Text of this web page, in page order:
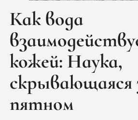
Как вода
кожей: Наука,
скрывающаяся
пятном